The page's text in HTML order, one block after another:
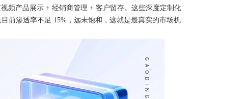
频产品展示 + 经销商管理 + 客户留存。这些深度定制化
前渗透率不足 15%，远未饱和，这就是最真实的市场机